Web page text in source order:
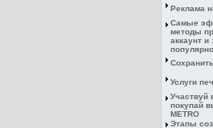
Реклама
Самые
методы
аккаунт и
Услуги
Участвуй
покупай
METRO
Этапы